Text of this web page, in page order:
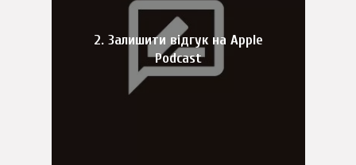
2. Залишити відгук на Apple
Podcast